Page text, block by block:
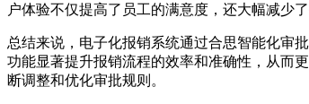
户体验不仅提高了员工的满意度，还大幅减少
总结来说，电子化报销系统通过合思智能化审
功能显著提升报销流程的效率和准确性，从而
断调整和优化审批规则。